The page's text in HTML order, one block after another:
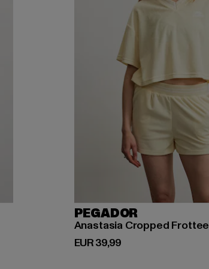
PEGADOR
Anastasia Cropped Frottee
EUR 39,99
Derzeitiger Preis: EUR 39,99